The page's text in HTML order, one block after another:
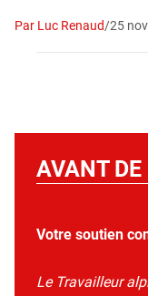
Par Luc Renaud/25
AVANT DE
Votre soutien
Le Travailleur